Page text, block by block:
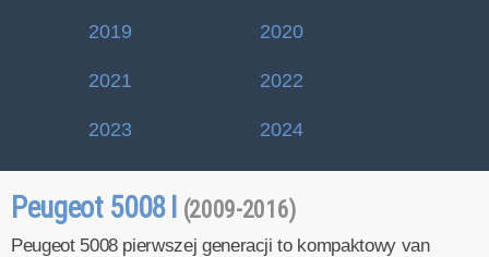
2019 2020
2021 2022
2023 2024
Peugeot 5008 I (2009-2016)
Peugeot 5008 pierwszej generacji to kompaktowy van